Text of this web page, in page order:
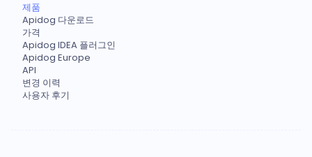
제품
Apidog 다운로드
가격
Apidog IDEA 플러그인
Apidog Europe
API
변경 이력
사용자 후기